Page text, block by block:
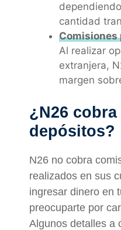
cantidad
Comisiones
Al realizar
extranjera,
margen
¿N26
depósitos?
N26 no cobra
realizados en sus
ingresar dinero en
preocuparte por
Algunos detalles a